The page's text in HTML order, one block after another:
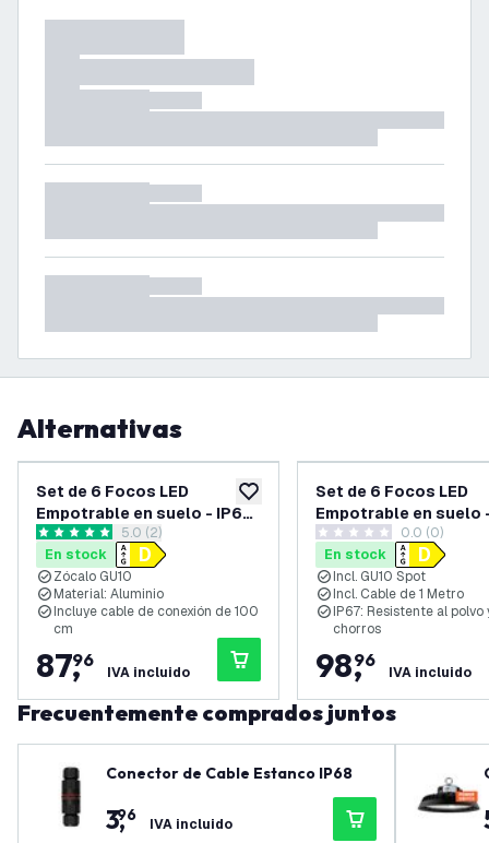
Alternativas
añadir a lista de deseos
Set de 6 Focos LED
Empotrable en suelo - IP67
- 3W - 2700K - Redondo -
Cable de 1 metro - Negro
abrir el panel de reseñas
5 estrellas de puntuación
5.0 (2)
En stock
Zócalo GU10
Material: Aluminio
Incluye cable de conexión de 100
cm
87,
96
IVA incluido
Set de 6 Focos LED
Empotrable en suelo
- 3W - 2700K -
Cable de 1 metro -
Inox
0 estrellas de puntuación
0.0 (0)
En stock
Incl. GU10 Spot
Incl. Cable de 1 Metro
IP67: Resistente al polvo
chorros
98,
96
IVA incluido
Frecuentemente comprados juntos
Conector de Cable Estanco IP68
3,
96 IVA incluido